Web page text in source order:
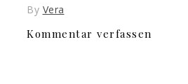
By Vera
Kommentar verfassen